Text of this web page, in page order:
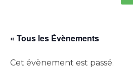
« Tous les Évènements
Cet évènement est passé.